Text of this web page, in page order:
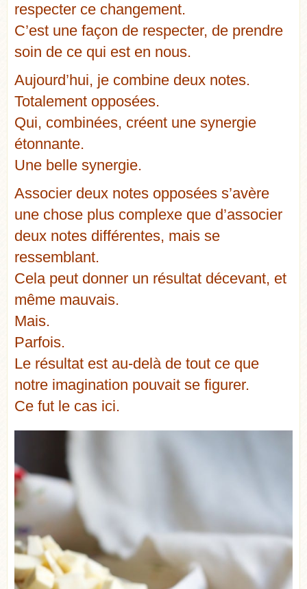
respecter ce changement.
C’est une façon de respecter, de prendre
soin de ce qui est en nous.
Aujourd’hui, je combine deux notes.
Totalement opposées.
Qui, combinées, créent une synergie
étonnante.
Une belle synergie.
Associer deux notes opposées s’avère
une chose plus complexe que d’associer
deux notes différentes, mais se
ressemblant.
Cela peut donner un résultat décevant, et
même mauvais.
Mais.
Parfois.
Le résultat est au-delà de tout ce que
notre imagination pouvait se figurer.
Ce fut le cas ici.